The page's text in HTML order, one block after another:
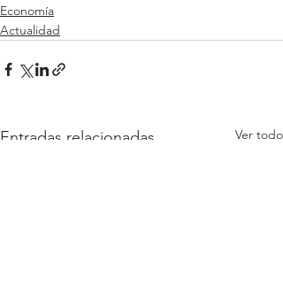
Economía
Actualidad
Entradas relacionadas Ver todo